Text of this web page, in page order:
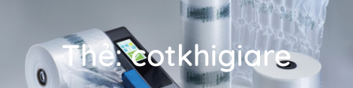
Thẻ:cotkhigiare